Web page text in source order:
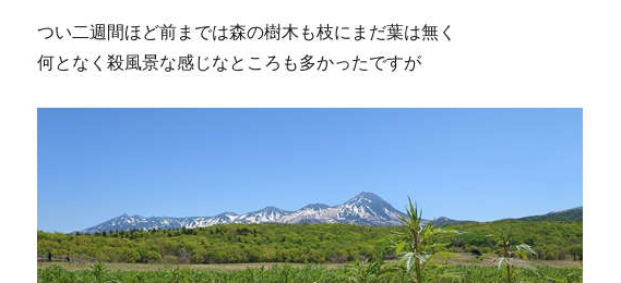
つい二週間ほど前までは森の樹木も枝にまだ葉は無く
何となく殺風景な感じなところも多かったですが